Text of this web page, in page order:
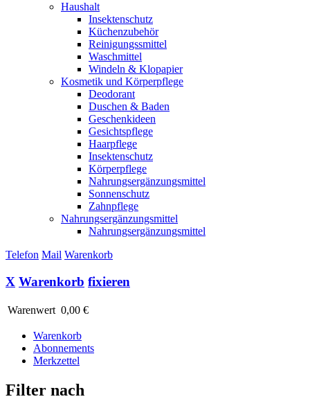
Haushalt
Insektenschutz
Küchenzubehör
Reinigungssmittel
Waschmittel
Windeln & Klopapier
Kosmetik und Körperpflege
Deodorant
Duschen & Baden
Geschenkideen
Gesichtspflege
Haarpflege
Insektenschutz
Körperpflege
Nahrungsergänzungsmittel
Sonnenschutz
Zahnpflege
Nahrungsergänzungsmittel
Nahrungsergänzungsmittel
Telefon Mail Warenkorb
X Warenkorb fixieren
Warenwert 0,00 €
Warenkorb
Abonnements
Merkzettel
Filter nach